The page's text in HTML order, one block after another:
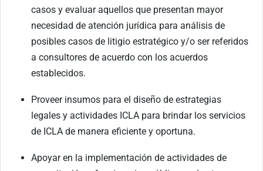
casos y evaluar aquellos que presentan mayor
necesidad de atención jurídica para análisis de
posibles casos de litigio estratégico y/o ser referidos
a consultores de acuerdo con los acuerdos
establecidos.
Proveer insumos para el diseño de estrategias
legales y actividades ICLA para brindar los servicios
de ICLA de manera eficiente y oportuna.
Apoyar en la implementación de actividades de